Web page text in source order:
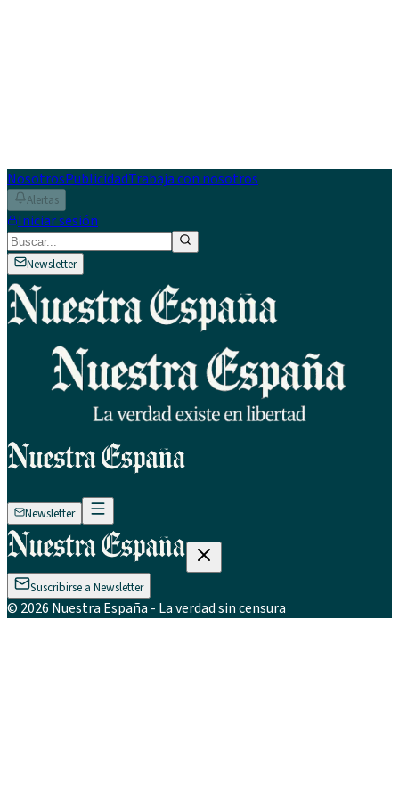
NosotrosPublicidadTrabaja con nosotros
Alertas
Iniciar sesión
Newsletter
Newsletter
Suscribirse a Newsletter
© 2026 Nuestra España - La verdad sin censura